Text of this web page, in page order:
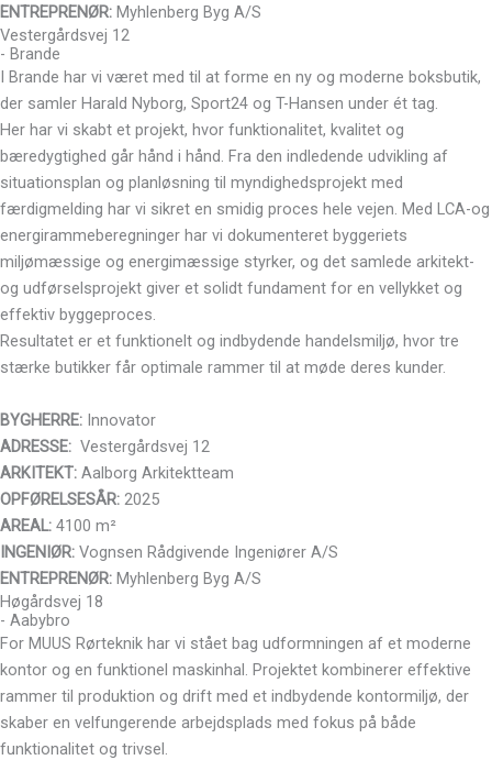
ENTREPRENØR: Myhlenberg Byg A/S
Vestergårdsvej 12
- Brande
I Brande har vi været med til at forme en ny og moderne boksbutik,
der samler Harald Nyborg, Sport24 og T-Hansen under ét tag.
Her har vi skabt et projekt, hvor funktionalitet, kvalitet og
bæredygtighed går hånd i hånd. Fra den indledende udvikling af
situationsplan og planløsning til myndighedsprojekt med
færdigmelding har vi sikret en smidig proces hele vejen. Med LCA-og
energirammeberegninger har vi dokumenteret byggeriets
miljømæssige og energimæssige styrker, og det samlede arkitekt-
og udførselsprojekt giver et solidt fundament for en vellykket og
effektiv byggeproces.
Resultatet er et funktionelt og indbydende handelsmiljø, hvor tre
stærke butikker får optimale rammer til at møde deres kunder.
BYGHERRE: Innovator
ADRESSE: Vestergårdsvej 12
ARKITEKT: Aalborg Arkitektteam
OPFØRELSESÅR: 2025
AREAL: 4100 m²
INGENIØR: Vognsen Rådgivende Ingeniører A/S
ENTREPRENØR: Myhlenberg Byg A/S
Høgårdsvej 18
- Aabybro
For MUUS Rørteknik har vi stået bag udformningen af et moderne
kontor og en funktionel maskinhal. Projektet kombinerer effektive
rammer til produktion og drift med et indbydende kontormiljø, der
skaber en velfungerende arbejdsplads med fokus på både
funktionalitet og trivsel.